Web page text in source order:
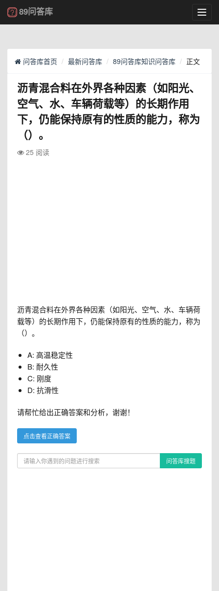
89问答库
问答库首页 最新问答库 89问答库知识问答库 正文
沥青混合料在外界各种因素（如阳光、
空气、水、车辆荷载等）的长期作用
下，仍能保持原有的性质的能力，称为
（）。
25 阅读
沥青混合料在外界各种因素（如阳光、空气、水、车辆荷
载等）的长期作用下，仍能保持原有的性质的能力，称为
（）。
A: 高温稳定性
B: 耐久性
C: 刚度
D: 抗滑性
请帮忙给出正确答案和分析，谢谢！
点击查看正确答案
问答库搜题